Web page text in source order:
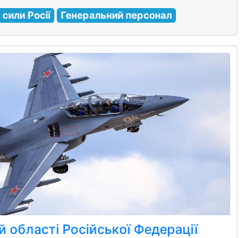
Росії Генеральний персонал
області Російської Федерації